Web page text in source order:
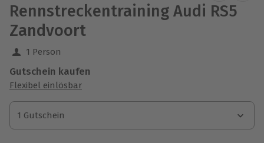
Rennstreckentraining Audi RS5
Zandvoort
1 Person
Gutschein kaufen
Flexibel einlösbar
1 Gutschein
1 Gutschein
1 Gutschein